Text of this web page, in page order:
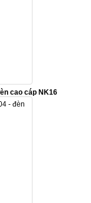
cao cáp NK16